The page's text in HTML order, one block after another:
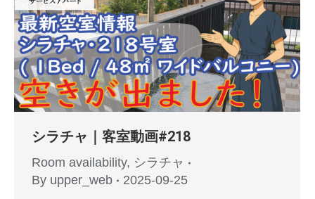
シラチャ｜客室動画#218
Room availability, シラチャ
By upper_web 2025-09-25